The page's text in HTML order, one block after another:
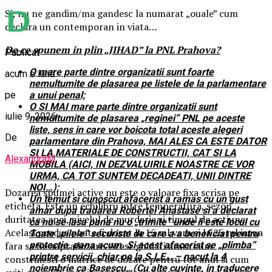
Si, nu ne gandim/ma gandesc la numarat „ouale” cum
declara un contemporan in viata…
De ce spunem in plin „JIHAD” la PNL Prahova?
O mare parte dintre organizatii sunt foarte
nemultumite de plasarea pe listele de la parlamentare
a unui penal;
O SI MAI mare parte dintre organizatii sunt
nemultumite de plasarea „reginei” PNL pe aceste
liste, sens in care vor boicota total aceste alegeri
parlamentare din Prahova, MAI ALES CA ESTE DATOR
SI LA MATERIALE DE CONSTRUCTII, CAT SI LA
MOBILA (AICI, IN DEZVALUIRILE NOASTRE CE VOR
URMA, CA TOT SUNTEM DECADEATI, UNII DINTRE
NOI…);
Un temut si cunoscut afacerist a ramas cu un gust
amar dupa tradarea Robertei Anastase si a declarat
ca nu se lasa pana nu o „trimite” unde ii este locul cu
Toate „pilele” securiste de care a a beneficiat pentru
protectie, pana acum. Si acest afacerist se „plimba”
printre servicii, chiar pe la S.I.E… – nacut la 4
noiembrie ca Basescu…(Cu alte cuvinte, in traducere
Publicat
acum o lună
pe
iulie 9, 2026
De
AlexandraM
Dozarea spumei active nu este o valoare fixa scrisa pe
eticheta. Este un echilibru intre temperatura, sezon,
duritatea apei, nivelul de murdarie si timpul de actiune.
Acelasi produs poate fi dozat la 15 ml vara si la 25 ml iarna
fara sa fie supradozare. Acest ghid iti arata cum
construiesti o matrice de dozare pentru tot anul si cum